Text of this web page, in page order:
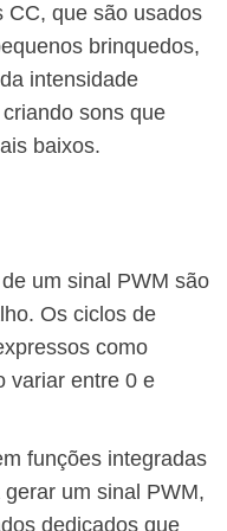
que são usados
brinquedos,
intensidade
sons que
baixos.
um sinal PWM são
Os ciclos de
como
variar entre 0 e
funções integradas
um sinal PWM,
dedicados que